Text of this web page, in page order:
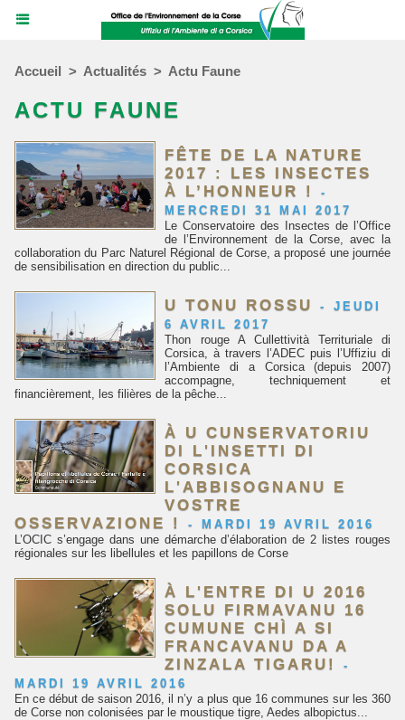
Accueil > Actualités > Actu Faune
ACTU FAUNE
FÊTE DE LA NATURE
2017 : LES INSECTES
À L’HONNEUR !
-
MERCREDI 31 MAI 2017
Le Conservatoire des Insectes de l’Office
de l’Environnement de la Corse, avec la
collaboration du Parc Naturel Régional de Corse, a proposé une journée
de sensibilisation en direction du public...
U TONU ROSSU -
JEUDI
6 AVRIL 2017
Thon rouge A Cullettività Territuriale di
Corsica, à travers l’ADEC puis l’Uffiziu di
l’Ambiente di a Corsica (depuis 2007)
accompagne, techniquement et
financièrement, les filières de la pêche...
À U CUNSERVATORIU
DI L'INSETTI DI
CORSICA
L'ABBISOGNANU E
VOSTRE
OSSERVAZIONE !
-
MARDI 19 AVRIL 2016
L’OCIC s’engage dans une démarche d’élaboration de 2 listes rouges
régionales sur les libellules et les papillons de Corse
À L'ENTRE DI U 2016
SOLU FIRMAVANU 16
CUMUNE CHÌ A SI
FRANCAVANU DA A
ZINZALA TIGARU!
-
MARDI 19 AVRIL 2016
En ce début de saison 2016, il n’y a plus que 16 communes sur les 360
de Corse non colonisées par le moustique tigre, Aedes albopictus...